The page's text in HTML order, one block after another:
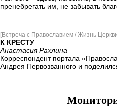
пренебрегать им, не забывать
[Встреча с Православием / Жизнь
К КРЕСТУ
Анастасия Рахлина
Корреспондент портала
Андрея Первозванного и